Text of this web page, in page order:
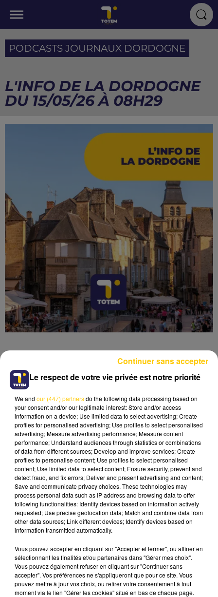
PODCASTS JOURNAUX DORDOGNE
L'INFO DE LA DORDOGNE
DU 15/05/26 À 08H29
15 mai 2026 - 4 min 52 sec
L'INFO DE LA DORDOGNE DU 15/05/26
À 08H29
Ecoutez sur Totem l'information à Tulle, Brive,
dans le Nord du Lot et le pays sarladais avec les
reportages de nos journalistes sur le terrain.
Le respect de votre vie privée est notre priorité
We and our (447) partnersdo the following data processing based on
your consent and/or our legitimate interest: Store and/or access
information on a device; Use limited data to select advertising; Create
profiles for personalised advertising; Use profiles to select personalised
advertising; Measure advertising performance; Measure content
performance; Understand audiences through statistics or combinations
of data from different sources; Develop and improve services; Create
profiles to personalise content; Use profiles to select personalised
content; Use limited data to select content; Ensure security, prevent and
detect fraud, and fix errors; Deliver and present advertising and content;
Save and communicate privacy choices. These technologies may
process personal data such as IP address and browsing data to offer
following functionalities: Identify devices based on information actively
requested; Use precise geolocation data; Match and combine data from
other data sources; Link different devices; Identify devices based on
information transmitted automatically.
Vous pouvez accepter en cliquant sur "Accepter et fermer", ou affiner en
sélectionnant les finalités et/ou partenaires dans "Gérer mes choix".
Vous pouvez également refuser en cliquant sur "Continuer sans
accepter". Vos préférences ne s'appliqueront que pour ce site. Vous
pouvez mettre à jour vos choix, ou retirer votre consentement à tout
moment via le lien "Gérer les cookies" situé en bas de chaque page.
Continuer sans accepter